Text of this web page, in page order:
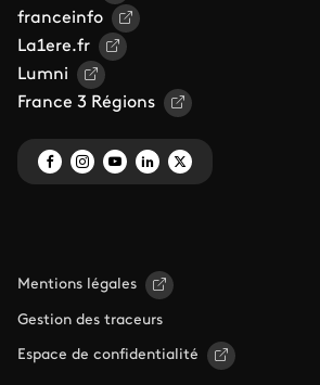
franceinfo
La1ere.fr
Lumni
France 3 Régions
Mentions légales
Gestion des traceurs
Espace de confidentialité